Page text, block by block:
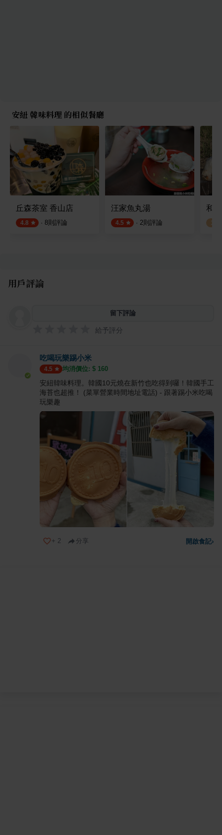
安紐 韓味料理 的相似餐廳
丘森茶室 香山店
4.8 · 8則評論
汪家魚丸湯
4.5 · 2則評論
和
1.0
用戶評論
留下評論
給予評分
吃喝玩樂踢小米
4.5 均消價位: $ 160
安紐韓味料理。韓國10元燒在新竹也吃得到囉！韓國手工
海苔也超推！ (菜單營業時間地址電話) - 跟著踢小米吃喝
玩樂趣
+ 2 分享 開啟食記›